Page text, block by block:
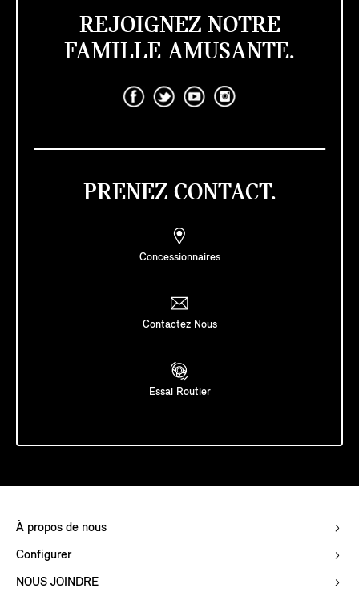
REJOIGNEZ NOTRE
FAMILLE AMUSANTE.
PRENEZ CONTACT.
Concessionnaires
Contactez Nous
Essai Routier
À propos de nous
Configurer
NOUS JOINDRE